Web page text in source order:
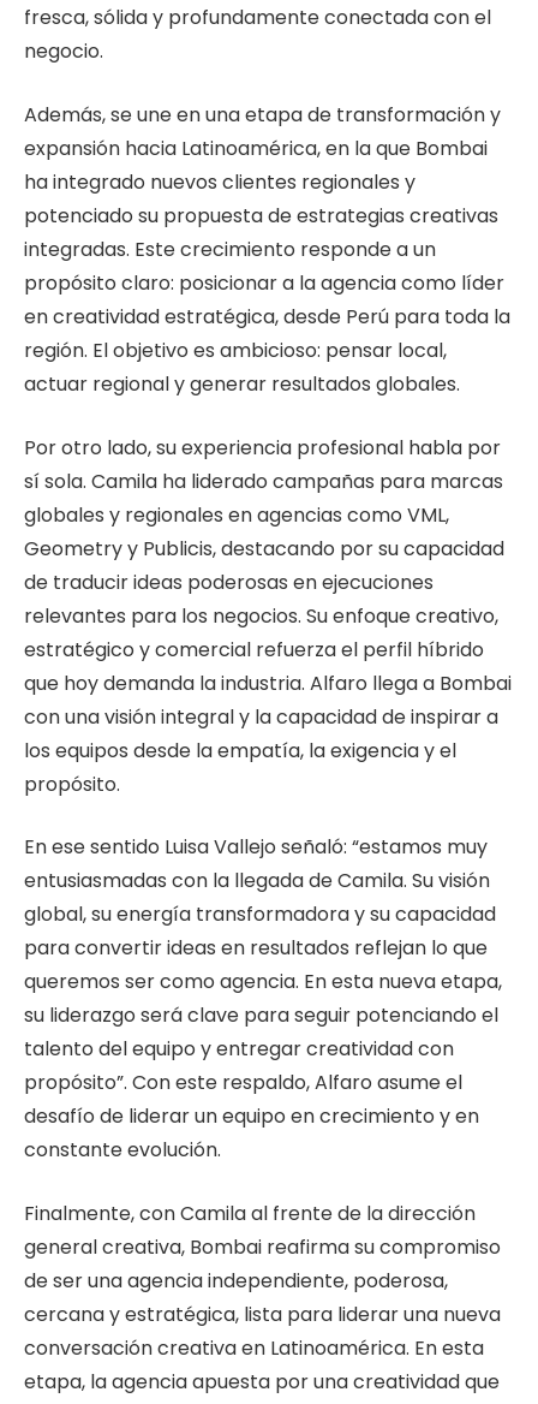
fresca, sólida y profundamente conectada con el
negocio.
Además, se une en una etapa de transformación y
expansión hacia Latinoamérica, en la que Bombai
ha integrado nuevos clientes regionales y
potenciado su propuesta de estrategias creativas
integradas. Este crecimiento responde a un
propósito claro: posicionar a la agencia como líder
en creatividad estratégica, desde Perú para toda la
región. El objetivo es ambicioso: pensar local,
actuar regional y generar resultados globales.
Por otro lado, su experiencia profesional habla por
sí sola. Camila ha liderado campañas para marcas
globales y regionales en agencias como VML,
Geometry y Publicis, destacando por su capacidad
de traducir ideas poderosas en ejecuciones
relevantes para los negocios. Su enfoque creativo,
estratégico y comercial refuerza el perfil híbrido
que hoy demanda la industria. Alfaro llega a Bombai
con una visión integral y la capacidad de inspirar a
los equipos desde la empatía, la exigencia y el
propósito.
En ese sentido Luisa Vallejo señaló: “estamos muy
entusiasmadas con la llegada de Camila. Su visión
global, su energía transformadora y su capacidad
para convertir ideas en resultados reflejan lo que
queremos ser como agencia. En esta nueva etapa,
su liderazgo será clave para seguir potenciando el
talento del equipo y entregar creatividad con
propósito”. Con este respaldo, Alfaro asume el
desafío de liderar un equipo en crecimiento y en
constante evolución.
Finalmente, con Camila al frente de la dirección
general creativa, Bombai reafirma su compromiso
de ser una agencia independiente, poderosa,
cercana y estratégica, lista para liderar una nueva
conversación creativa en Latinoamérica. En esta
etapa, la agencia apuesta por una creatividad que